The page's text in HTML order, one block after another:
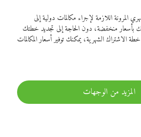
المرونة اللازمة لإجراء مكالمات دولية إلى
بأسعار منخفضة، دون الحاجة إلى تجديد خطتك
الشهرية، يمكنك توفير أسعار المكالمات
المزيد من الوجهات